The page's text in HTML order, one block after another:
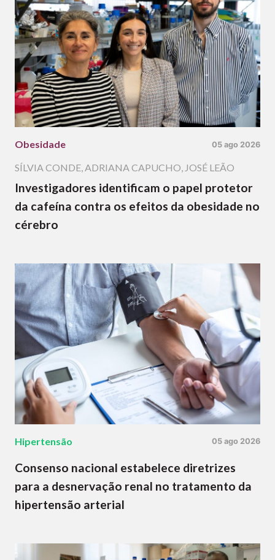
Obesidade 05 ago 2026
SÍLVIA CONDE,ADRIANA CAPUCHO, JOSÉ LEÃO
Investigadores identificam o papel protetor
da cafeína contra os efeitos da obesidade no
cérebro
Hipertensão 05 ago 2026
Consenso nacional estabelece diretrizes
para a desnervação renal no tratamento da
hipertensão arterial